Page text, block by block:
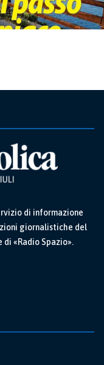
di informazione
giornalistiche del
«Radio Spazio».